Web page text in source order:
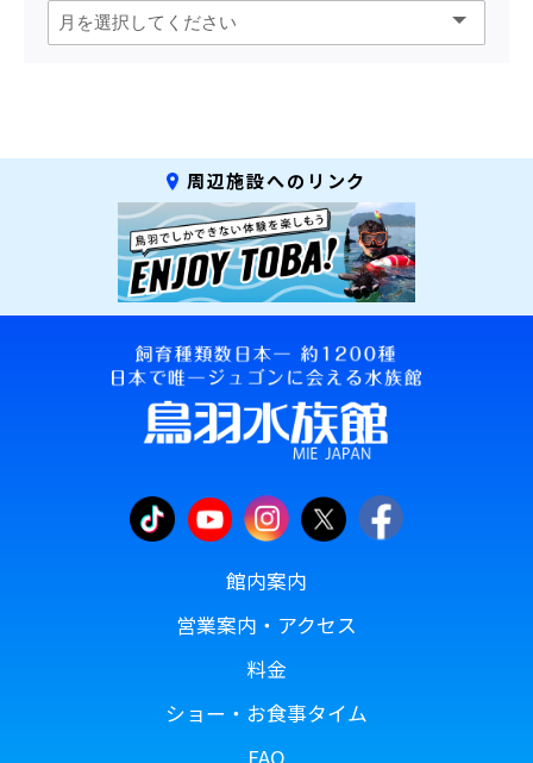
周辺施設へのリンク
館内案内
営業案内・アクセス
料金
ショー・お食事タイム
FAQ